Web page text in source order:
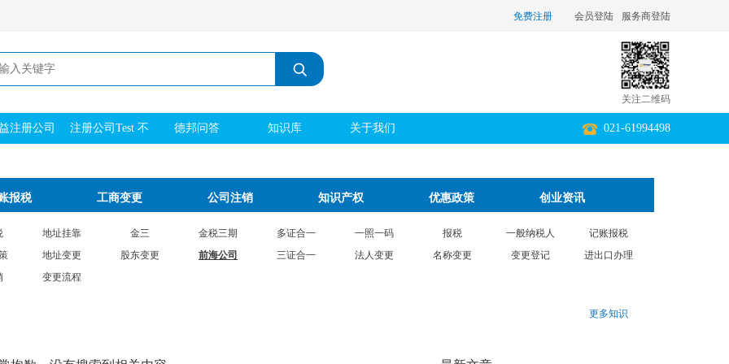
免费注册 会员登陆 服务商登陆
关注二维码
注册公司 注册公司Test 不 德邦问答 知识库 关于我们 021-61994498
报税 工商变更 公司注销 知识产权 优惠政策 创业资讯
地址挂靠 金三 金税三期 多证合一 一照一码 报税 一般纳税人
记账报税
地址变更 股东变更 前海公司 三证合一 法人变更 名称变更 变更登记
进出口办理
变更流程
更多知识